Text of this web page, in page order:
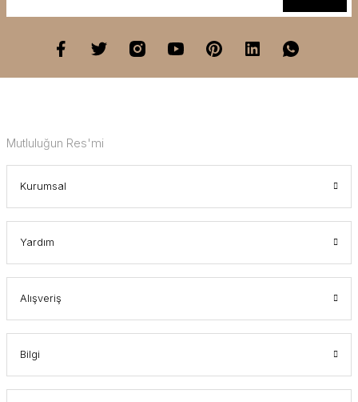
Mutluluğun Res'mi
Kurumsal
Yardım
Alışveriş
Bilgi